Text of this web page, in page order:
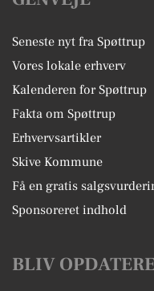
Seneste nyt fra Spøttrup
Vores lokale erhverv
Kalenderen for Spøttrup
Fakta om Spøttrup
Erhvervsartikler
Skive Kommune
Få en gratis
Sponsoreret indhold
BLIV